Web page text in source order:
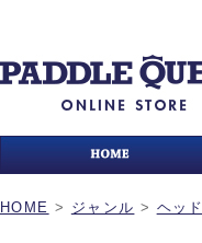
HOME > ジャンル > ヘッ